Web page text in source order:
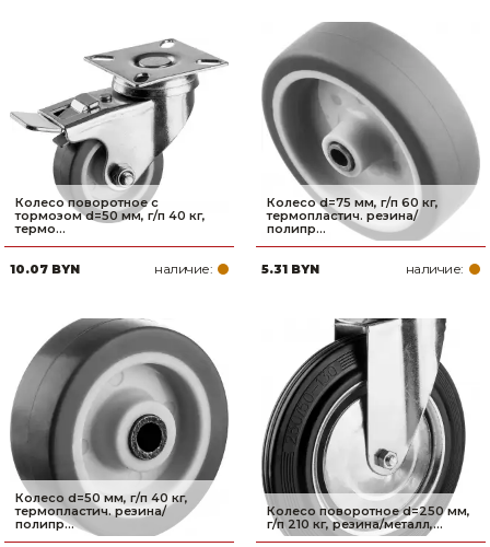
Колесо поворотное с
тормозом d=50 мм, г/п 40 кг,
термо...
10.07 BYN наличие:
Колесо d=75 мм, г/п 60 кг,
термопластич. резина/
полипр...
5.31 BYN наличие:
Колесо d=50 мм, г/п 40 кг,
термопластич. резина/
полипр...
Колесо поворотное d=250 мм,
г/п 210 кг, резина/металл,...